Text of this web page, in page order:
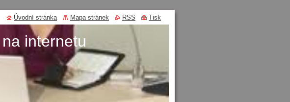
internetu
Úvodní stránka Mapa stránek RSS Tisk